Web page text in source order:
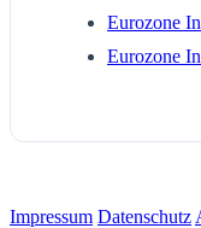
Eurozone
Eurozone
Impressum Datenschutz